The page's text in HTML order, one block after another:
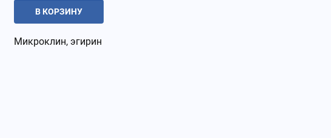
В КОРЗИНУ
Микроклин, эгирин